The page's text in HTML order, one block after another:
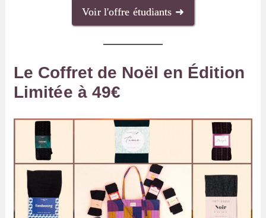
Voir l'offre étudiants ➜
Le Coffret de Noël en Édition
Limitée à 49€